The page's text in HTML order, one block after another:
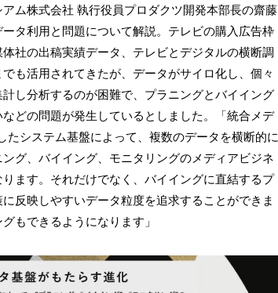
ム株式会社 執行役員プロダクツ開発本部長の齋藤
タ利用と問題について解説。テレビの購入広告枠
社の出稿実績データ、テレビとデジタルの横断調
も活用されてきたが、データがサイロ化し、個々
し分析するのが困難で、プラニングとバイイング
どの問題が発生しているとしました。「統合メデ
たシステム基盤によって、複数のデータを横断的に
グ、バイイング、モニタリングのメディアビジネ
ます。それだけでなく、バイイングに直結するプ
反映しやすいデータ粒度を追求することができま
もできるようになります」